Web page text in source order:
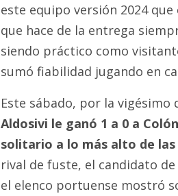
este equipo versión 2024
que hace de la entrega
siendo práctico como
sumó fiabilidad jugando en
Este sábado, por la
Aldosivi le ganó 1 a 0 a
solitario a lo más alto de las
rival de fuste, el candidato
el elenco portuense mostró